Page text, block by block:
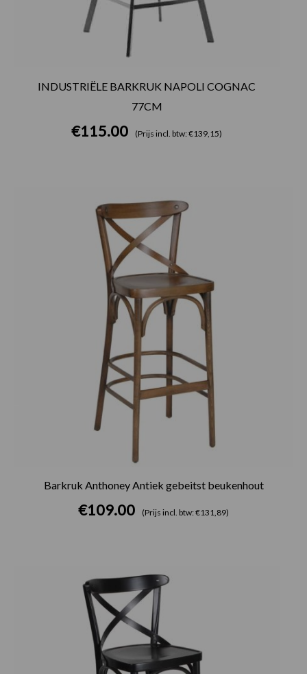
INDUSTRIËLE BARKRUK NAPOLI COGNAC
77CM
€115.00 (Prijs incl. btw: €139,15)
Barkruk Anthoney Antiek gebeitst beukenhout
€109.00 (Prijs incl. btw: €131,89)